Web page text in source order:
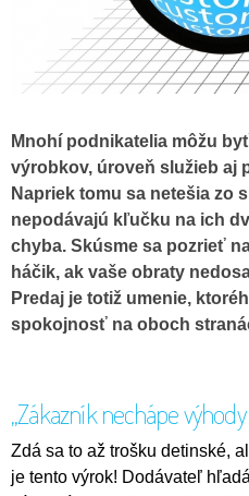
Mnohí podnikatelia môžu
výrobkov, úroveň služieb aj
Napriek tomu sa netešia zo
nepodávajú kľučku na ich
chyba. Skúsme sa pozrieť
háčik, ak vaše obraty
Predaj je totiž umenie,
spokojnosť na oboch
„Zákazník nechápe
Zdá sa to až trošku detinské,
je tento výrok! Dodávateľ